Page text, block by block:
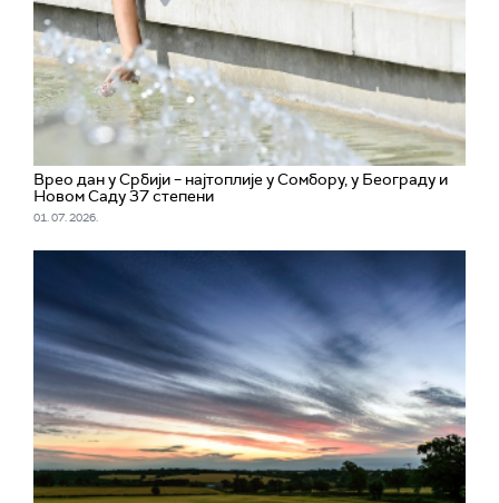
Врео дан у Србији – најтоплије у Сомбору, у Београду и
Новом Саду 37 степени
01. 07. 2026.